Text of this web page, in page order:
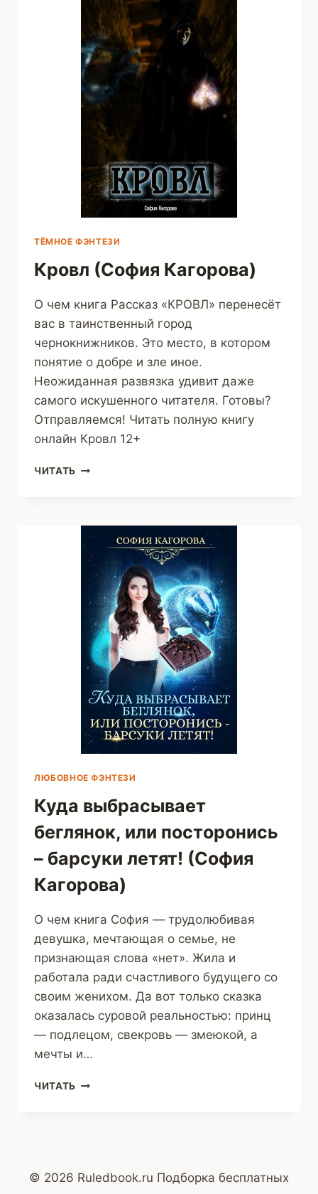
КАГОРОВА)
ТЁМНОЕ ФЭНТЕЗИ
Кровл (София Кагорова)
О чем книга Рассказ «КРОВЛ» перенесёт
вас в таинственный город
чернокнижников. Это место, в котором
понятие о добре и зле иное.
Неожиданная развязка удивит даже
самого искушенного читателя. Готовы?
Отправляемся! Читать полную книгу
онлайн Кровл 12+
ЧИТАТЬ КРОВЛ
ЛЮБОВНОЕ ФЭНТЕЗИ
Куда выбрасывает
беглянок, или посторонись
– барсуки летят! (София
Кагорова)
О чем книга София — трудолюбивая
девушка, мечтающая о семье, не
признающая слова «нет». Жила и
работала ради счастливого будущего со
своим женихом. Да вот только сказка
оказалась суровой реальностью: принц
— подлецом, свекровь — змеюкой, а
мечты и…
ЧИТАТЬ КУДА
БАРСУКИ
© 2026 Ruledbook.ru Подборка бесплатных